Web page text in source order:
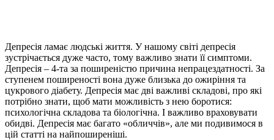
Депресія ламає людські життя. У нашому світі депресія
зустрічається дуже часто, тому важливо знати її симптоми.
Депресія – 4-та за поширеністю причина непрацездатності. За
ступенем поширеності вона дуже близька до ожиріння та
цукрового діабету. Депресія має дві важливі складові, про які
потрібно знати, щоб мати можливість з нею боротися:
психологічна складова та біологічна. І важливо враховувати
обидві. Депресія має багато «обличчів», але ми подивимося в
цій статті на найпоширеніші.